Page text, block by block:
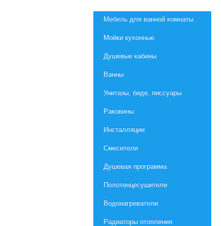
Мебель для ванной комнаты
Мойки кухонные
Душевые кабины
Ванны
Унитазы, биде, писсуары
Раковины
Инсталляции
Смесители
Душевая программа
Полотенцесушители
Водонагреватели
Радиаторы отопления